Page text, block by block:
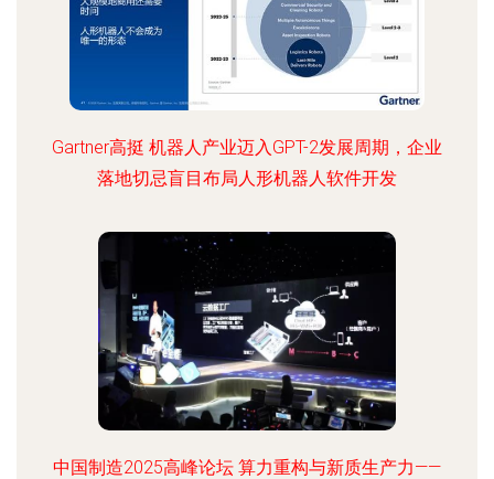
Gartner高挺 机器人产业迈入GPT-2发展周期，企业
落地切忌盲目布局人形机器人软件开发
中国制造2025高峰论坛 算力重构与新质生产力——